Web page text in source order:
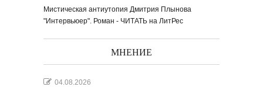
Мистическая антиутопия Дмитрия Плынова
"Интервьюер". Роман - ЧИТАТЬ на ЛитРес
МНЕНИЕ
04.08.2026